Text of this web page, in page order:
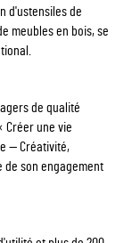
d'ustensiles de
meubles en bois, se
de qualité
Créer une vie
— Créativité,
de son engagement